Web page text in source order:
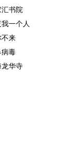
书院
一个人
来
毒
华寺